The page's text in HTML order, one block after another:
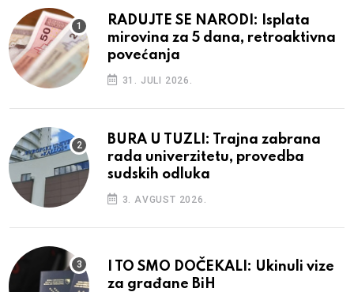
RADUJTE SE NARODI: Isplata
mirovina za 5 dana, retroaktivna
povećanja
31. JULI 2026.
BURA U TUZLI: Trajna zabrana
rada univerzitetu, provedba
sudskih odluka
3. AVGUST 2026.
I TO SMO DOČEKALI: Ukinuli vize
za građane BiH